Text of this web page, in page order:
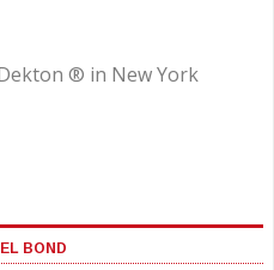
® in New York
BOND